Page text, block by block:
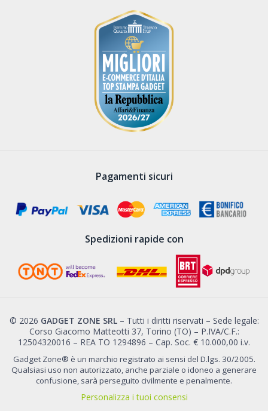
Pagamenti sicuri
Spedizioni rapide con
© 2026 GADGET ZONE SRL– Tutti i diritti riservati – Sede legale:
Corso Giacomo Matteotti 37, Torino (TO) – P.IVA/C.F.:
12504320016 – REA TO 1294896 – Cap. Soc. € 10.000,00 i.v.
Gadget Zone® è un marchio registrato ai sensi del D.lgs. 30/2005.
Qualsiasi uso non autorizzato, anche parziale o idoneo a generare
confusione, sarà perseguito civilmente e penalmente.
Personalizza i tuoi consensi